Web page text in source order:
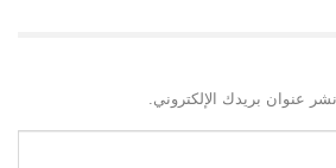
عنوان بريدك الإلكتروني.